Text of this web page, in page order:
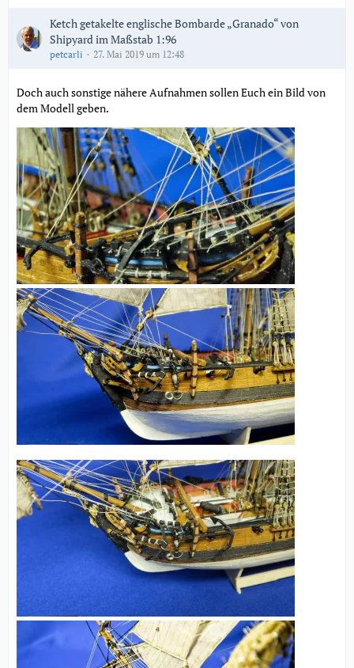
Ketch getakelte englische Bombarde „Granado“ von
Shipyard im Maßstab 1:96
petcarli 27. Mai 2019 um 12:48
Doch auch sonstige nähere Aufnahmen sollen Euch ein Bild von
dem Modell geben.